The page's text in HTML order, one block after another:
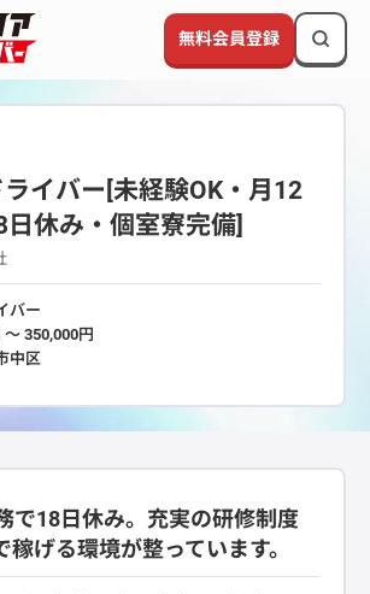
無料会員登録
イバー[未経験OK・月12
日休み・個室寮完備]
バー
350,000円
中区
で18日休み。充実の研修制度
稼げる環境が整っています。